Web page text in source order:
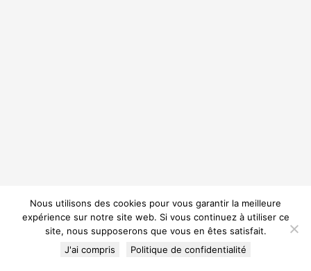
Nous utilisons des cookies pour vous garantir la meilleure
expérience sur notre site web. Si vous continuez à utiliser ce
site, nous supposerons que vous en êtes satisfait.
J'ai compris
Politique de confidentialité